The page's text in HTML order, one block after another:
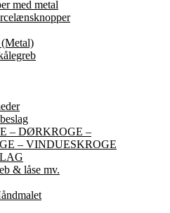
med metal
– DØRKROGE –
– VINDUESKROGE
& låse mv.